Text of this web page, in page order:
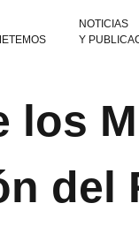
NOTICIAS
Y
los
del